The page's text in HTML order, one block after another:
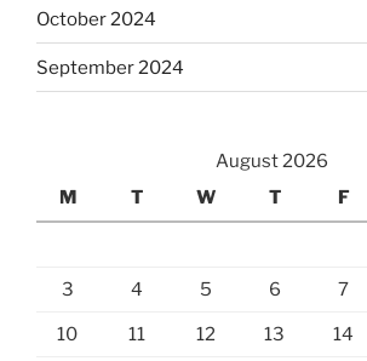
October 2024
September 2024
August 2026
M
T W T F
3 4 5 6 7
10 11 12 13 14